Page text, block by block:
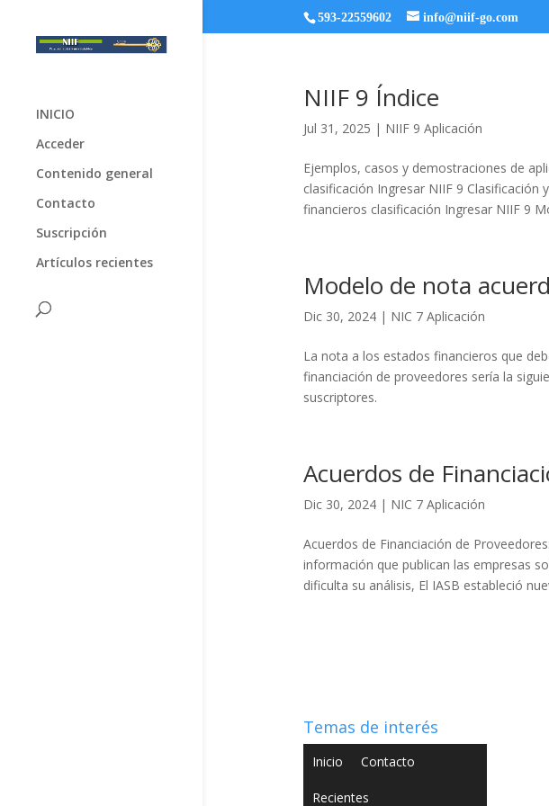
593-22559602 info@niif-go.com
INICIO
Acceder
Contenido general
Contacto
Suscripción
Artículos recientes
NIIF 9 Índice
Jul 31, 2025 | NIIF 9 Aplicación
Ejemplos, casos y demostraciones de
clasificación Ingresar NIIF 9
financieros clasificación Ingresar NIIF 9
Modelo de nota
Dic 30, 2024| NIC 7 Aplicación
La nota a los estados financieros que
financiación de proveedores sería la
suscriptores.
Acuerdos de
Dic 30, 2024| NIC 7 Aplicación
Acuerdos de Financiación de
información que publican las empresas
dificulta su análisis, El IASB estableció
Temas de interés
Inicio Contacto
Recientes